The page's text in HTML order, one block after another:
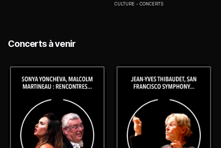
CULTURE CONCERTS
Concerts à venir